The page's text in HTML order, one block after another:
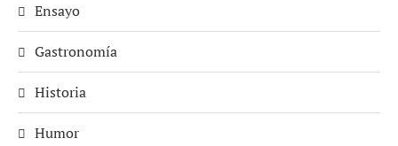
Ensayo
Gastronomía
Historia
Humor